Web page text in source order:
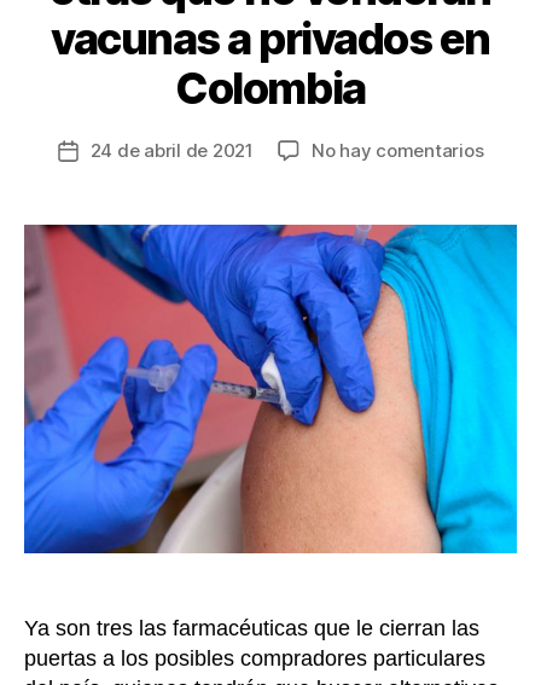
vacunas a privados en
Colombia
Fecha
entrada
24 de abril de 2021 No hay comentariosen
que
no
Ya son tres las farmacéuticas que le cierran las
puertas a los posibles compradores particulares